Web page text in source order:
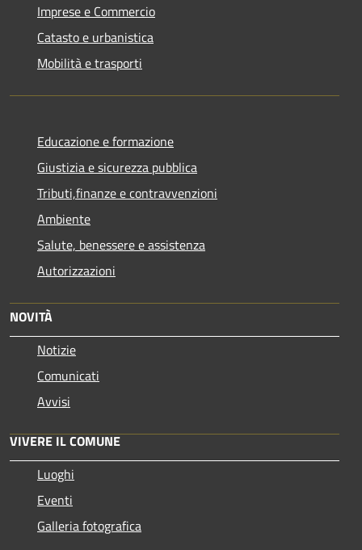
Imprese e Commercio
Catasto e urbanistica
Mobilità e trasporti
Educazione e formazione
Giustizia e sicurezza pubblica
Tributi,finanze e contravvenzioni
Ambiente
Salute, benessere e assistenza
Autorizzazioni
NOVITÀ
Notizie
Comunicati
Avvisi
VIVERE IL COMUNE
Luoghi
Eventi
Galleria fotografica